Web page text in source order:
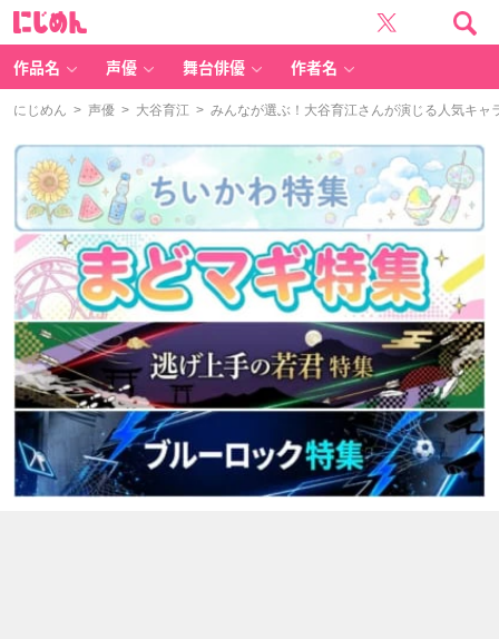
作品名 声優 舞台俳優 作者名
にじめん > 声優 > 大谷育江 > みんなが選ぶ！大谷育江さんが演じる人気キャ